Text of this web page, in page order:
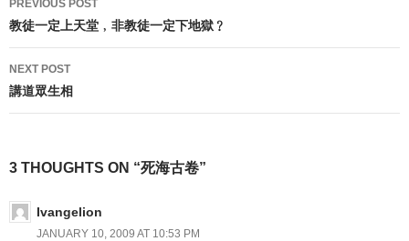
navigation
PREVIOUS POST
教徒一定上天堂﹐非教徒一定下地獄﹖
NEXT POST
講道眾生相
3 THOUGHTS ON “死海古卷”
Ivangelion
JANUARY 10, 2009 AT 10:53 PM